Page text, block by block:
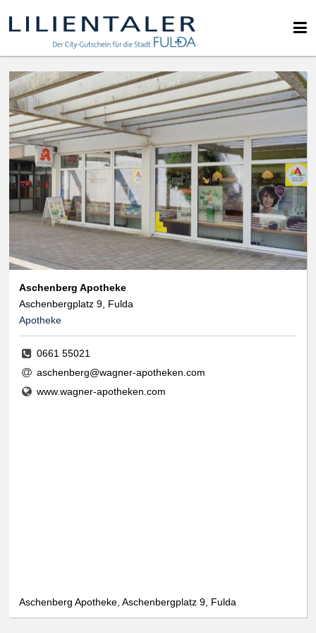
Aschenberg Apotheke
Aschenbergplatz 9, Fulda
Apotheke
0661 55021
aschenberg@wagner-apotheken.com
www.wagner-apotheken.com
Aschenberg Apotheke, Aschenbergplatz 9, Fulda